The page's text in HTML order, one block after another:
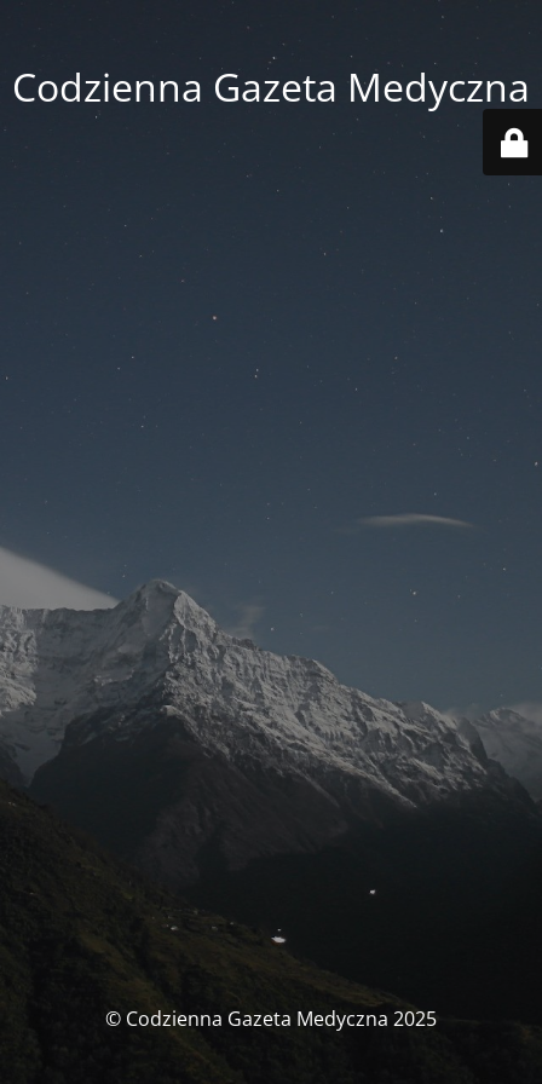
Codzienna Gazeta Medyczna
© Codzienna Gazeta Medyczna 2025